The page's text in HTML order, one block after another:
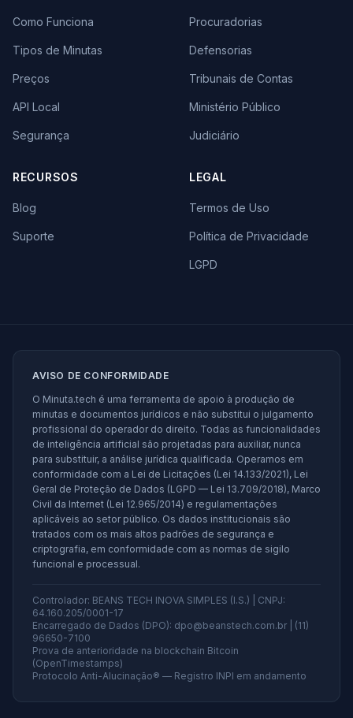
Como Funciona
Tipos de Minutas
Preços
API Local
Segurança
Procuradorias
Defensorias
Tribunais de Contas
Ministério Público
Judiciário
RECURSOS
Blog
Suporte
LEGAL
Termos de Uso
Política de Privacidade
LGPD
AVISO DE CONFORMIDADE
O Minuta.tech é uma ferramenta de apoio à produção de
minutas e documentos jurídicos e não substitui o julgamento
profissional do operador do direito. Todas as funcionalidades
de inteligência artificial são projetadas para auxiliar, nunca
para substituir, a análise jurídica qualificada. Operamos em
conformidade com a Lei de Licitações (Lei 14.133/2021), Lei
Geral de Proteção de Dados (LGPD — Lei 13.709/2018), Marco
Civil da Internet (Lei 12.965/2014) e regulamentações
aplicáveis ao setor público. Os dados institucionais são
tratados com os mais altos padrões de segurança e
criptografia, em conformidade com as normas de sigilo
funcional e processual.
Controlador: BEANS TECH INOVA SIMPLES (I.S.) | CNPJ:
64.160.205/0001-17
Encarregado de Dados (DPO): dpo@beanstech.com.br | (11)
96650-7100
Prova de anterioridade na blockchain Bitcoin
(OpenTimestamps)
Protocolo Anti-Alucinação® — Registro INPI em andamento